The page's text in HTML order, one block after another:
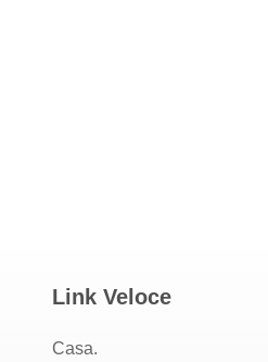
Link Veloce
Casa.